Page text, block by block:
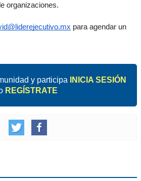
organizaciones.
para agendar un
y participa
INICIA SESIÓN
REGÍSTRATE